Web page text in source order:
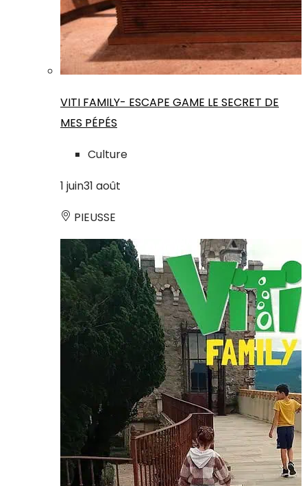
VITI FAMILY- ESCAPE GAME LE SECRET DE
MES PÉPÉS
Culture
1 juin31 août
PIEUSSE